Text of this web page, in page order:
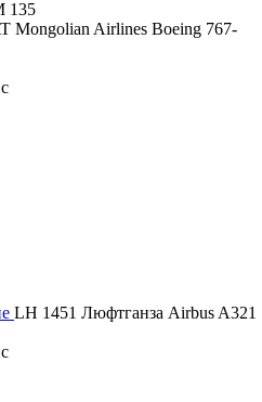
Mongolian Airlines Boeing 767-
LH 1451 Люфтганза Airbus A321